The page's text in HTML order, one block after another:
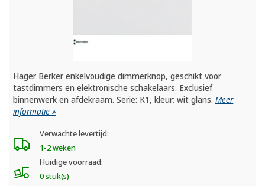
Hager Berker enkelvoudige dimmerknop, geschikt voor
tastdimmers en elektronische schakelaars. Exclusief
binnenwerk en afdekraam. Serie: K1, kleur: wit glans.Meer
informatie »
Verwachte levertijd:
1-2 weken
Huidige voorraad:
0 stuk(s)